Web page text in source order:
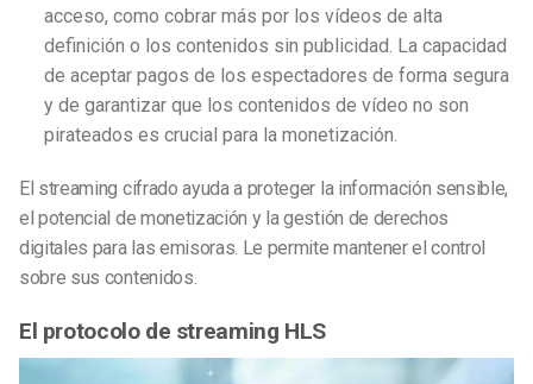
acceso, como cobrar más por los vídeos de alta
definición o los contenidos sin publicidad. La capacidad
de aceptar pagos de los espectadores de forma segura
y de garantizar que los contenidos de vídeo no son
pirateados es crucial para la monetización.
El streaming cifrado ayuda a proteger la información sensible,
el potencial de monetización y la gestión de derechos
digitales para las emisoras. Le permite mantener el control
sobre sus contenidos.
El protocolo de streaming HLS